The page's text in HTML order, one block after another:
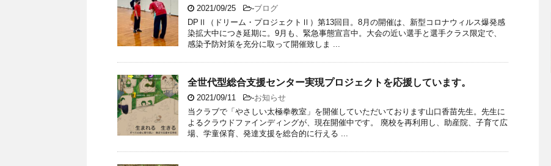
2021/09/25 -ブログ
DPⅡ（ドリーム・プロジェクトⅡ）第13回目。8月の開催は、新型コロナウィルス爆発感
染拡大中につき延期に。9月も、緊急事態宣言中。大会の近い選手と選手クラス限定で、
感染予防対策を充分に取って開催致しま ...
全世代型総合支援センター実現プロジェクトを応援しています。
2021/09/11 -お知らせ
当クラブで「やさしい太極拳教室」を開催していただいております山口香苗先生。先生に
よるクラウドファインディングが、現在開催中です。 廃校を再利用し、助産院、子育て広
場、学童保育、発達支援を総合的に行える ...